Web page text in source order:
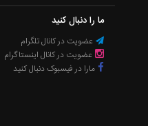
ما را دنبال کنید
عضویت در کانال تلگرام
عضویت در کانال اینستاگرام
مارا در فیسبوک دنبال کنید